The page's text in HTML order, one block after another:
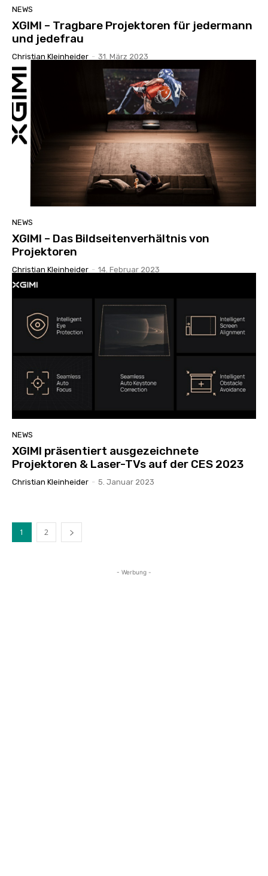
NEWS
XGIMI – Tragbare Projektoren für jedermann
und jedefrau
Christian Kleinheider - 31. März 2023
NEWS
XGIMI – Das Bildseitenverhältnis von
Projektoren
Christian Kleinheider - 14. Februar 2023
NEWS
XGIMI präsentiert ausgezeichnete
Projektoren & Laser-TVs auf der CES 2023
Christian Kleinheider - 5. Januar 2023
1 2
- Werbung -